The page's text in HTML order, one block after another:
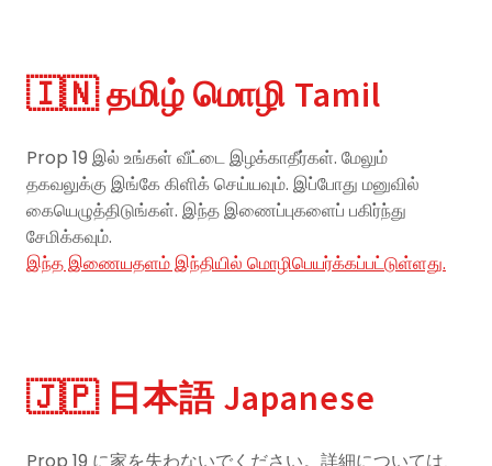
🇮🇳 தமிழ் மொழி Tamil
Prop 19 இல் உங்கள் வீட்டை இழக்காதீர்கள். மேலும்
தகவலுக்கு இங்கே கிளிக் செய்யவும். இப்போது மனுவில்
கையெழுத்திடுங்கள். இந்த இணைப்புகளைப் பகிர்ந்து
சேமிக்கவும்.
இந்த இணையதளம் இந்தியில் மொழிபெயர்க்கப்பட்டுள்ளது.
🇯🇵 日本語 Japanese